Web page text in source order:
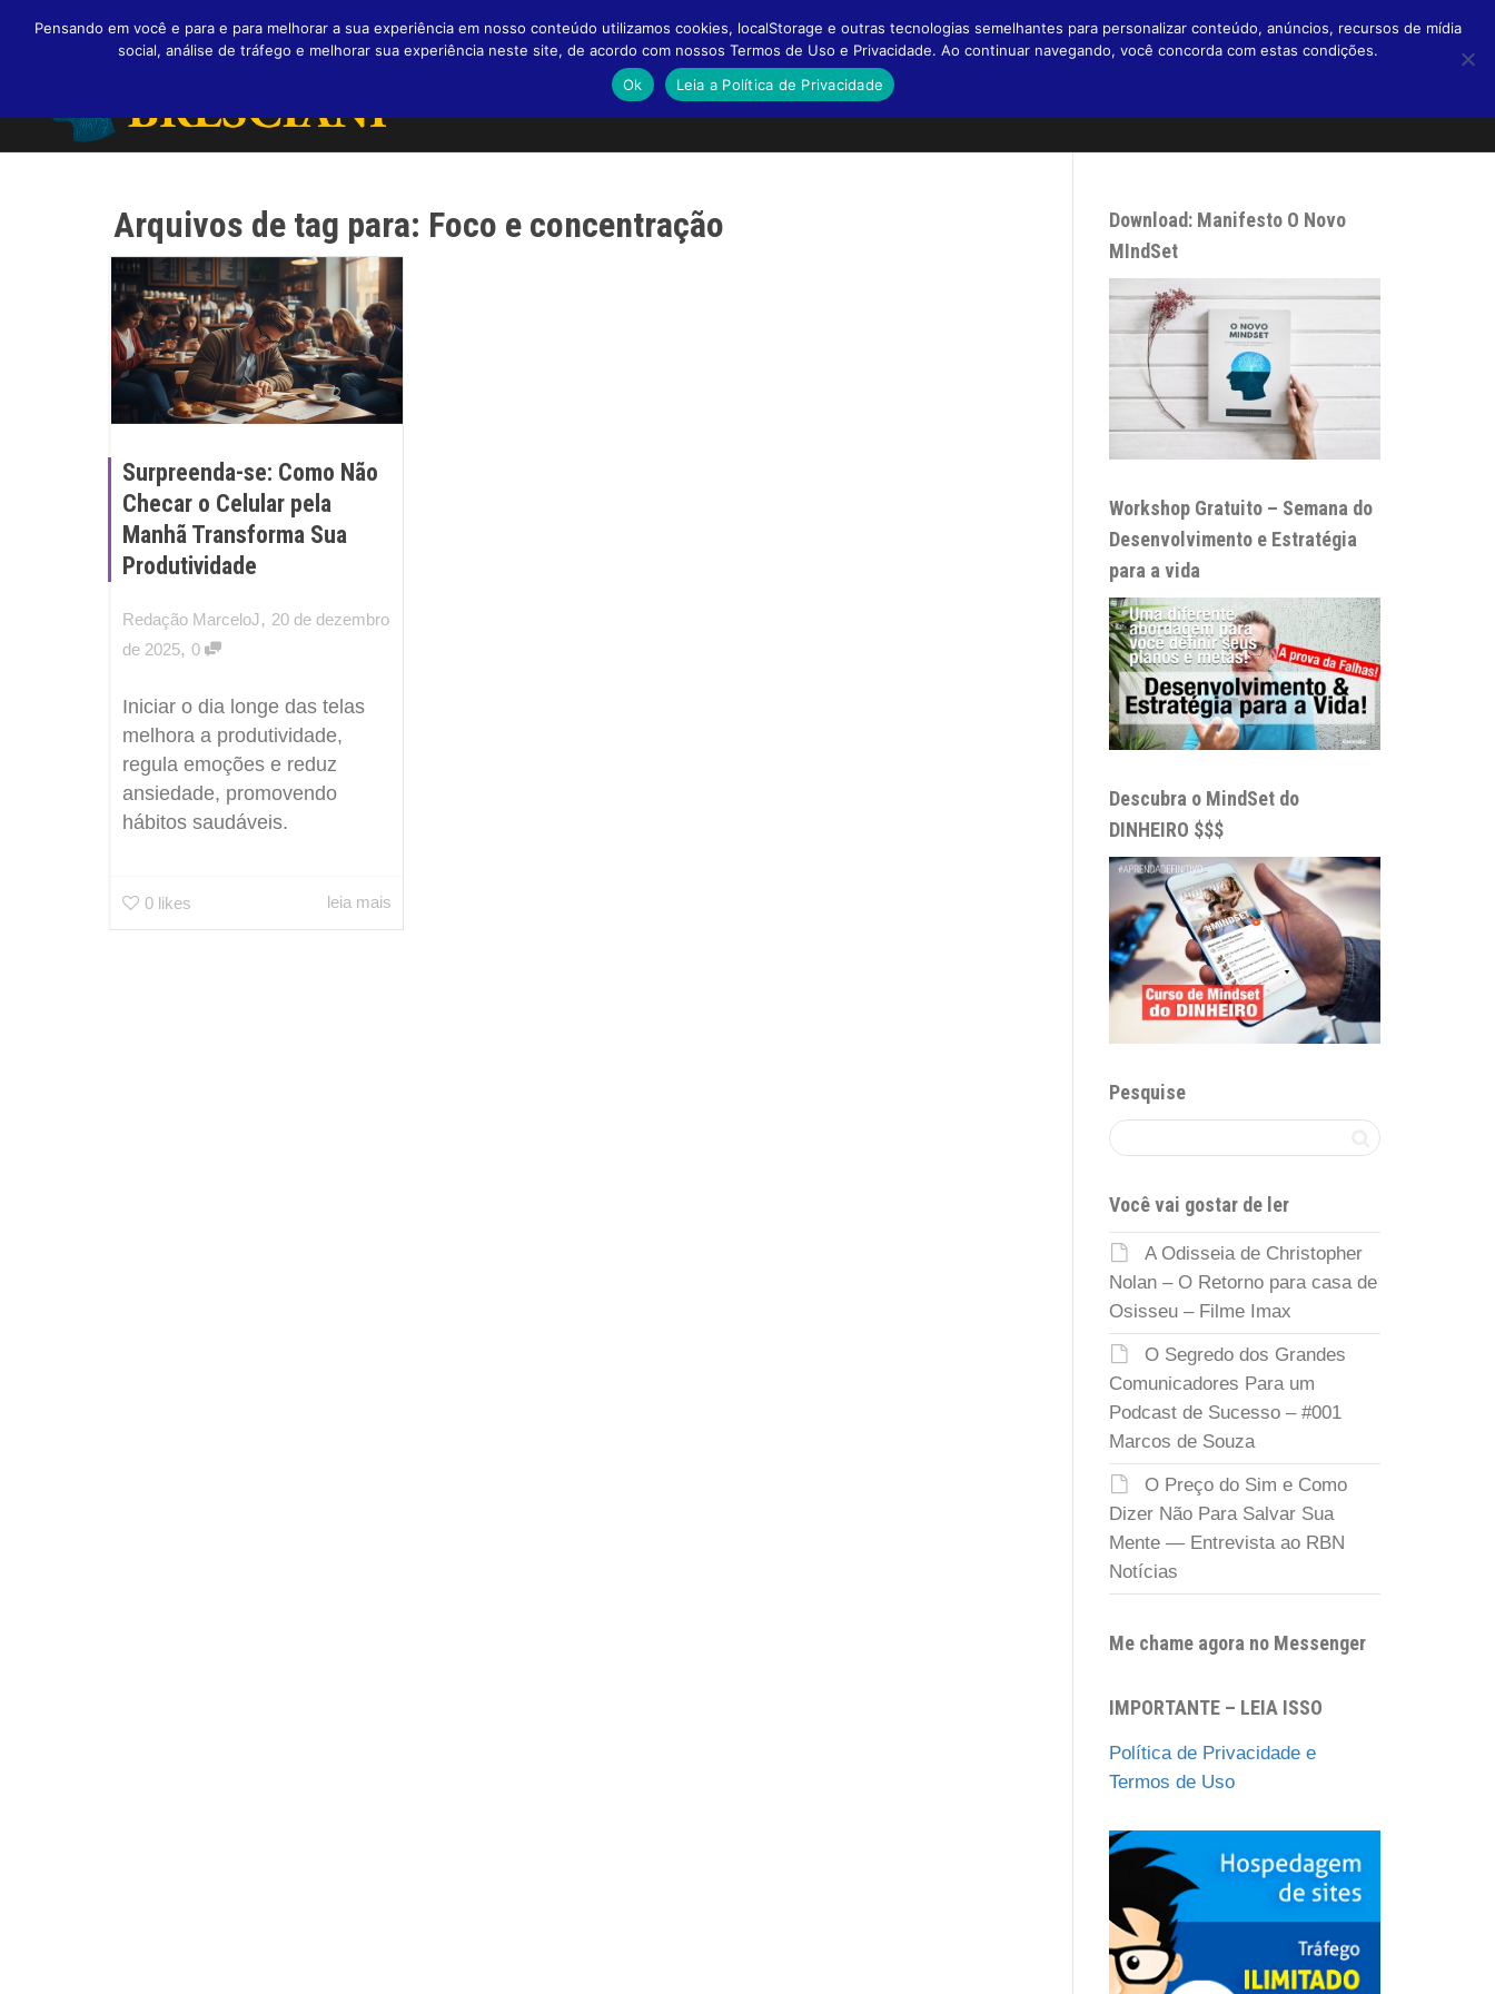
Arquivos de tag para: Foco e concentração
Surpreenda-se: Como Não
Checar o Celular pela
Manhã Transforma Sua
Produtividade
Redação MarceloJ, 20 de dezembro
de 2025, 0
Iniciar o dia longe das telas
melhora a produtividade,
regula emoções e reduz
ansiedade, promovendo
hábitos saudáveis.
0 likes leia mais
Download: Manifesto O Novo
MIndSet
Workshop Gratuito – Semana do
Desenvolvimento e Estratégia
para a vida
Descubra o MindSet do
DINHEIRO $$$
Pesquise
Você vai gostar de ler
A Odisseia de Christopher
Nolan – O Retorno para casa de
Osisseu – Filme Imax
O Segredo dos Grandes
Comunicadores Para um
Podcast de Sucesso – #001
Marcos de Souza
O Preço do Sim e Como
Dizer Não Para Salvar Sua
Mente — Entrevista ao RBN
Notícias
Me chame agora no Messenger
IMPORTANTE – LEIA ISSO
Política de Privacidade e
Termos de Uso
Pensando em você e para e para melhorar a sua experiência em nosso conteúdo utilizamos cookies, localStorage e outras tecnologias semelhantes para personalizar conteúdo, anúncios, recursos de mídia
social, análise de tráfego e melhorar sua experiência neste site, de acordo com nossos Termos de Uso e Privacidade. Ao continuar navegando, você concorda com estas condições.
Ok
Leia a Política de Privacidade